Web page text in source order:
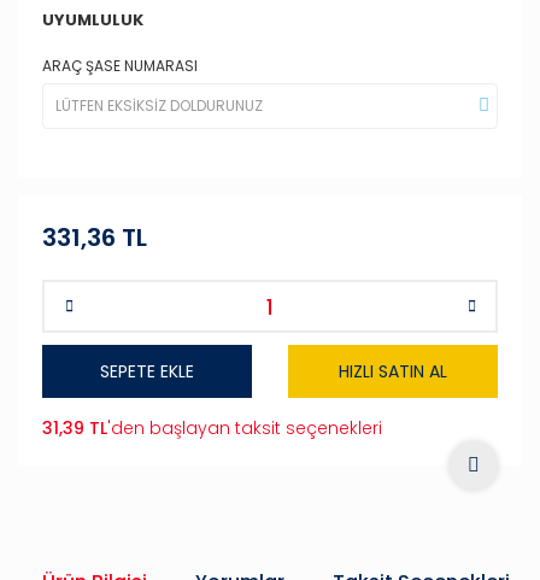
UYUMLULUK
ARAÇ ŞASE NUMARASI
331,36 TL
SEPETE EKLE HIZLI SATIN AL
31,39 TL'den başlayan taksit seçenekleri